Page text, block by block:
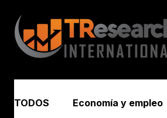
TODOS Economía y empleo